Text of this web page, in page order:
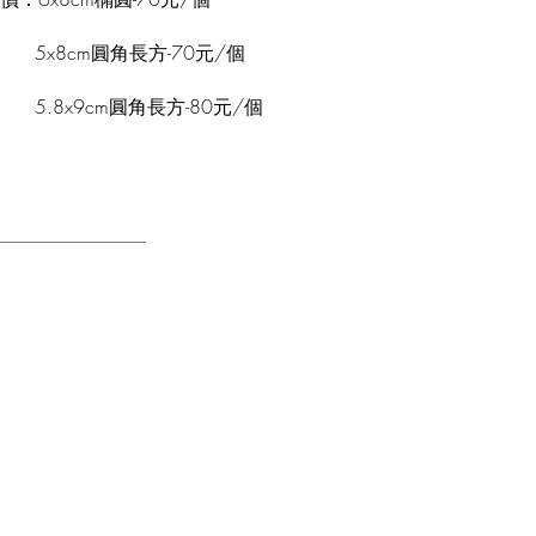
圓角長方-70元/個
圓角長方-80元/個